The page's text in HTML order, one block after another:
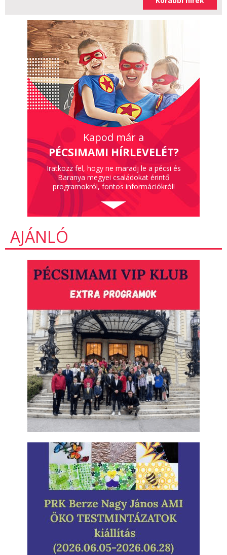
Kapod már a
PÉCSIMAMI HÍRLEVELÉT?
Iratkozz fel, hogy ne maradj le a pécsi és
Baranya megyei családokat érintő
programokról, fontos információkról!
AJÁNLÓ